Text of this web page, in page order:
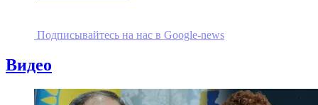
Подписывайтесь на наc в Google-news
Видео